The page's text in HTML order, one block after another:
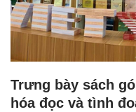
Trưng bày sách
hóa đọc và tình